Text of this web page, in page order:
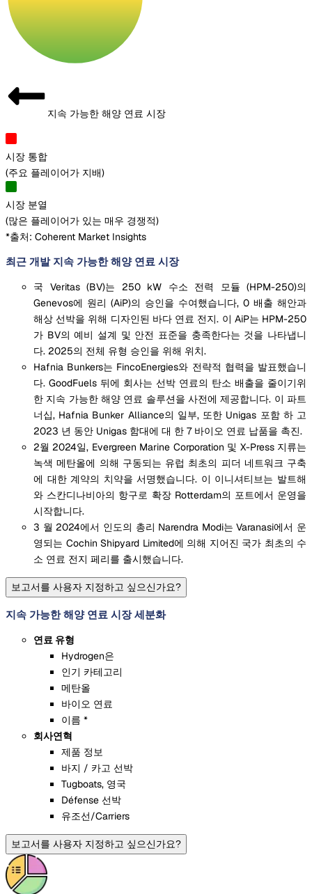
지속 가능한 해양 연료 시장
시장 통합
(주요 플레이어가 지배)
시장 분열
(많은 플레이어가 있는 매우 경쟁적)
*출처: Coherent Market Insights
최근 개발 지속 가능한 해양 연료 시장
국 Veritas (BV)는 250 kW 수소 전력 모듈 (HPM-250)의
Genevos에 원리 (AiP)의 승인을 수여했습니다, 0 배출 해안과
해상 선박을 위해 디자인된 바다 연료 전지. 이 AiP는 HPM-250
가 BV의 예비 설계 및 안전 표준을 충족한다는 것을 나타냅니
다. 2025의 전체 유형 승인을 위해 위치.
Hafnia Bunkers는 FincoEnergies와 전략적 협력을 발표했습니
다. GoodFuels 뒤에 회사는 선박 연료의 탄소 배출을 줄이기위
한 지속 가능한 해양 연료 솔루션을 사전에 제공합니다. 이 파트
너십, Hafnia Bunker Alliance의 일부, 또한 Unigas 포함 하 고
2023 년 동안 Unigas 함대에 대 한 7 바이오 연료 납품을 촉진.
2월 2024일, Evergreen Marine Corporation 및 X-Press 지류는
녹색 메탄올에 의해 구동되는 유럽 최초의 피더 네트워크 구축
에 대한 계약의 치약을 서명했습니다. 이 이니셔티브는 발트해
와 스칸디나비아의 항구로 확장 Rotterdam의 포트에서 운영을
시작합니다.
3 월 2024에서 인도의 총리 Narendra Modi는 Varanasi에서 운
영되는 Cochin Shipyard Limited에 의해 지어진 국가 최초의 수
소 연료 전지 페리를 출시했습니다.
보고서를 사용자 지정하고 싶으신가요?
지속 가능한 해양 연료 시장 세분화
연료 유형
Hydrogen은
인기 카테고리
메탄올
바이오 연료
이름 *
회사연혁
제품 정보
바지 / 카고 선박
Tugboats, 영국
Défense 선박
유조선/Carriers
보고서를 사용자 지정하고 싶으신가요?